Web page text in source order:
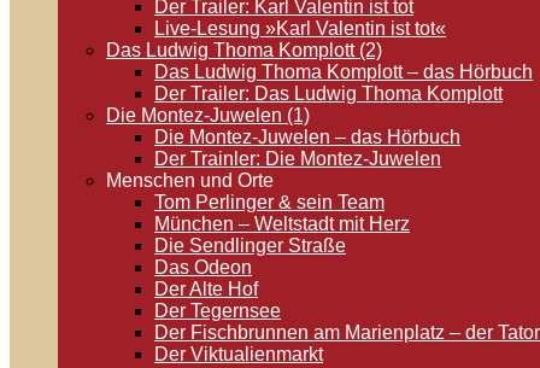
Der Trailer: Karl Valentin ist tot
Live-Lesung »Karl Valentin ist tot«
Das Ludwig Thoma Komplott (2)
Das Ludwig Thoma Komplott – das Hörbuch
Der Trailer: Das Ludwig Thoma Komplott
Die Montez-Juwelen (1)
Die Montez-Juwelen – das Hörbuch
Der Trainler: Die Montez-Juwelen
Menschen und Orte
Tom Perlinger & sein Team
München – Weltstadt mit Herz
Die Sendlinger Straße
Das Odeon
Der Alte Hof
Der Tegernsee
Der Fischbrunnen am Marienplatz – der
Der Viktualienmarkt